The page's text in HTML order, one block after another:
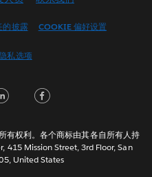
어
的披露 COOKIE 偏好设置
私选项
有权利。各个商标由其各自所有人持
415 Mission Street, 3rd Floor, San
United States